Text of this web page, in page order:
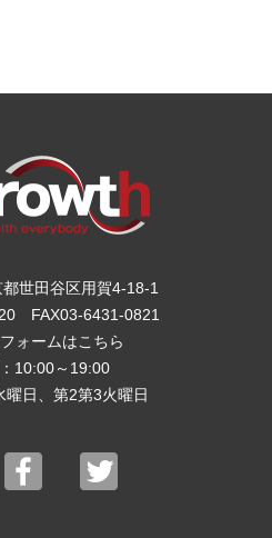
世田谷区用賀4-18-1
FAX03-6431-0821
ォームはこちら
10:00～19:00
曜日、第2第3火曜日